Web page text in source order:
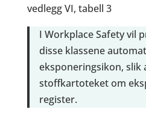
vedlegg VI, tabell 3
I Workplace Safety vil
disse klassene
eksponeringsikon, slik
stoffkartoteket om
register.